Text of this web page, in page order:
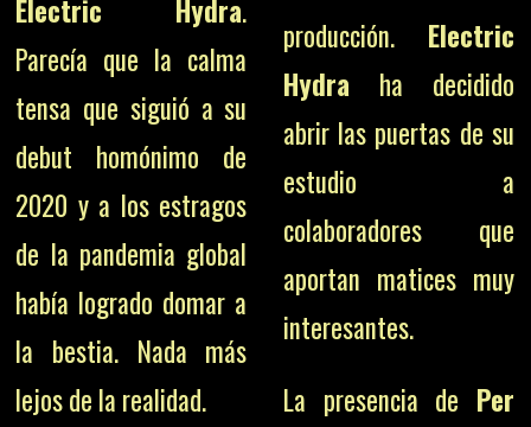
Electric Hydra.
Parecía que la calma
tensa que siguió a su
debut homónimo de
2020 y a los estragos
de la pandemia global
había logrado domar a
la bestia. Nada más
lejos de la realidad.
producción. Electric
Hydraha decidido
abrir las puertas de su
estudio a
colaboradores que
aportan matices muy
interesantes.
La presencia de Per